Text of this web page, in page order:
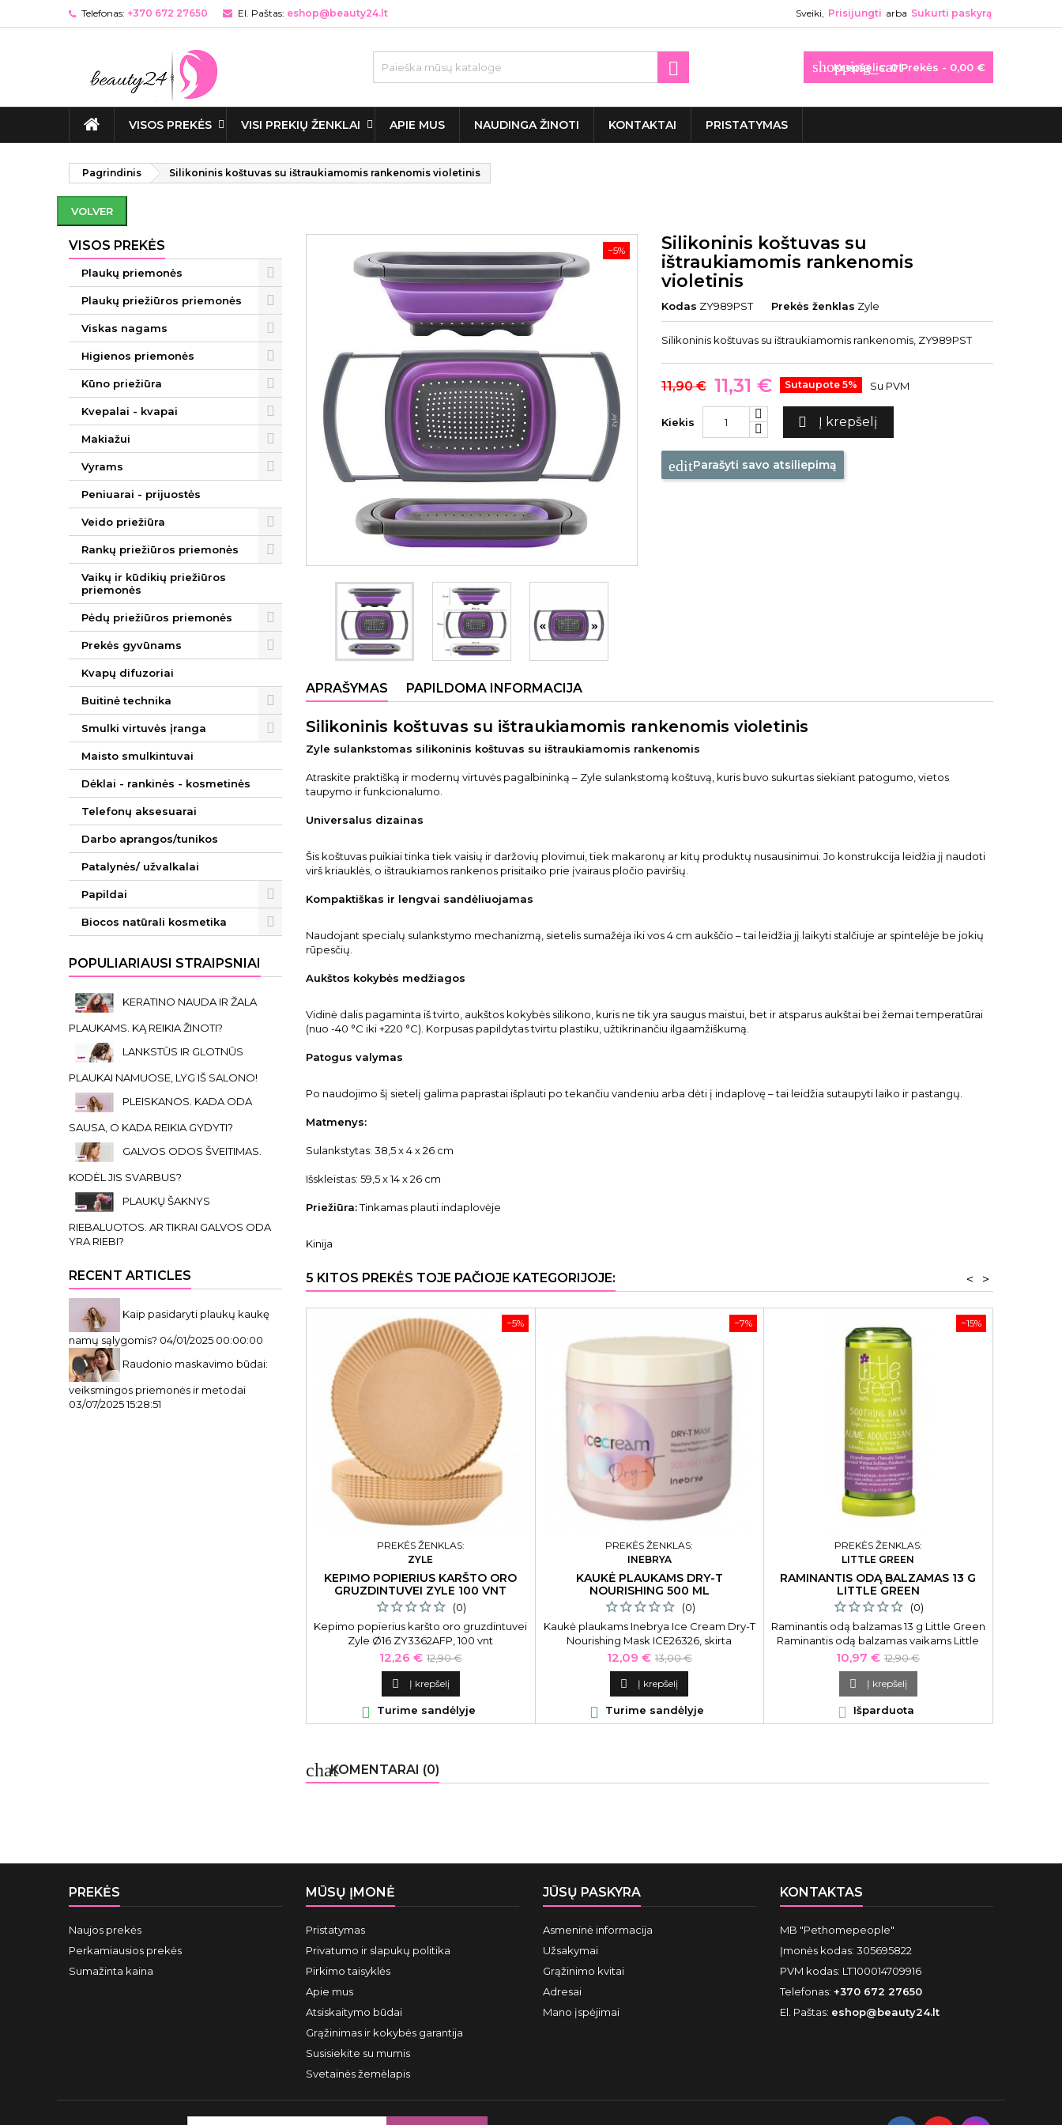
Telefonas: +370 672 27650 El. Paštas: eshop@beauty24.lt Sveiki, Prisijungti arba Sukurti paskyrą
shopping_cart
Krepšelis: 0Prekės - 0,00 €

VISOS PREKĖS VISI PREKIŲ ŽENKLAI APIE MUS NAUDINGA ŽINOTI KONTAKTAI PRISTATYMAS
Pagrindinis Silikoninis koštuvas su ištraukiamomis rankenomis violetinis
VOLVER
VISOS PREKĖS
Plaukų priemonės
Plaukų priežiūros priemonės
Viskas nagams
Higienos priemonės
Kūno priežiūra
Kvepalai - kvapai
Makiažui
Vyrams
Peniuarai - prijuostės
Veido priežiūra
Rankų priežiūros priemonės
Vaikų ir kūdikių priežiūros
priemonės
Pėdų priežiūros priemonės
Prekės gyvūnams
Kvapų difuzoriai
Buitinė technika
Smulki virtuvės įranga
Maisto smulkintuvai
Dėklai - rankinės - kosmetinės
Telefonų aksesuarai
Darbo aprangos/tunikos
Patalynės/ užvalkalai
Papildai
Biocos natūrali kosmetika
POPULIARIAUSI STRAIPSNIAI
KERATINO NAUDA IR ŽALA
PLAUKAMS. KĄ REIKIA ŽINOTI?
LANKSTŪS IR GLOTNŪS
PLAUKAI NAMUOSE, LYG IŠ SALONO!
PLEISKANOS. KADA ODA
SAUSA, O KADA REIKIA GYDYTI?
GALVOS ODOS ŠVEITIMAS.
KODĖL JIS SVARBUS?
PLAUKŲ ŠAKNYS
RIEBALUOTOS. AR TIKRAI GALVOS ODA
YRA RIEBI?
RECENT ARTICLES
Kaip pasidaryti plaukų kaukę
namų sąlygomis? 04/01/2025 00:00:00
Raudonio maskavimo būdai:
veiksmingos priemonės ir metodai
03/07/2025 15:28:51
−5%
Silikoninis koštuvas su
ištraukiamomis rankenomis
violetinis
Kodas ZY989PST Prekės ženklas Zyle
Silikoninis koštuvas su ištraukiamomis rankenomis, ZY989PST
11,90 € 11,31 € Sutaupote 5% Su PVM
Kiekis  Į krepšelį
editParašyti savo atsiliepimą
APRAŠYMAS PAPILDOMA INFORMACIJA
Silikoninis koštuvas su ištraukiamomis rankenomis violetinis
Zyle sulankstomas silikoninis koštuvas su ištraukiamomis rankenomis
Atraskite praktišką ir modernų virtuvės pagalbininką – Zyle sulankstomą koštuvą, kuris buvo sukurtas siekiant patogumo, vietos
taupymo ir funkcionalumo.
Universalus dizainas
Šis koštuvas puikiai tinka tiek vaisių ir daržovių plovimui, tiek makaronų ar kitų produktų nusausinimui. Jo konstrukcija leidžia jį naudoti
virš kriauklės, o ištraukiamos rankenos prisitaiko prie įvairaus pločio paviršių.
Kompaktiškas ir lengvai sandėliuojamas
Naudojant specialų sulankstymo mechanizmą, sietelis sumažėja iki vos 4 cm aukščio – tai leidžia jį laikyti stalčiuje ar spintelėje be jokių
rūpesčių.
Aukštos kokybės medžiagos
Vidinė dalis pagaminta iš tvirto, aukštos kokybės silikono, kuris ne tik yra saugus maistui, bet ir atsparus aukštai bei žemai temperatūrai
(nuo -40 °C iki +220 °C). Korpusas papildytas tvirtu plastiku, užtikrinančiu ilgaamžiškumą.
Patogus valymas
Po naudojimo šį sietelį galima paprastai išplauti po tekančiu vandeniu arba dėti į indaplovę – tai leidžia sutaupyti laiko ir pastangų.
Matmenys:
Sulankstytas: 38,5 x 4 x 26 cm
Išskleistas: 59,5 x 14 x 26 cm
Priežiūra:Tinkamas plauti indaplovėje
Kinija
5 KITOS PREKĖS TOJE PAČIOJE KATEGORIJOJE: >
<
−5%
PREKĖS ŽENKLAS:
ZYLE
KEPIMO POPIERIUS KARŠTO ORO
GRUZDINTUVEI ZYLE 100 VNT
(0)
Kepimo popierius karšto oro gruzdintuvei
Zyle Ø16 ZY3362AFP, 100 vnt
Kaina
12,26 € Bazinė
kaina
12,90 €
 Į krepšelį
 Turime sandėlyje
−7%
PREKĖS ŽENKLAS:
INEBRYA
KAUKĖ PLAUKAMS DRY-T
NOURISHING 500 ML
(0)
Kaukė plaukams Inebrya Ice Cream Dry-T
Nourishing Mask ICE26326, skirta
besipučiantiems, išsausėjusiems
plaukams, 500 ml
Kaina
12,09 € Bazinė
kaina
13,00 €
 Į krepšelį
 Turime sandėlyje
−15%
PREKĖS ŽENKLAS:
LITTLE GREEN
RAMINANTIS ODĄ BALZAMAS 13 G
LITTLE GREEN
(0)
Raminantis odą balzamas 13 g Little Green
Raminantis odą balzamas vaikams Little
Green Soothing Balm LGSB, 13 g.
Kaina
10,97 € Bazinė
kaina
12,90 €
 Į krepšelį
 Išparduota
chatKOMENTARAI (0)
PREKĖS
Naujos prekės
Perkamiausios prekės
Sumažinta kaina
MŪSŲ ĮMONĖ
Pristatymas
Privatumo ir slapukų politika
Pirkimo taisyklės
Apie mus
Atsiskaitymo būdai
Grąžinimas ir kokybės garantija
Susisiekite su mumis
Svetainės žemėlapis
JŪSŲ PASKYRA
Asmeninė informacija
Užsakymai
Grąžinimo kvitai
Adresai
Mano įspėjimai
KONTAKTAS
MB "Pethomepeople"
Įmonės kodas: 305695822
PVM kodas: LT100014709916
Telefonas: +370 672 27650
El. Paštas: eshop@beauty24.lt